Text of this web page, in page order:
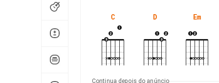
C D Em
Continua depois do anúncio